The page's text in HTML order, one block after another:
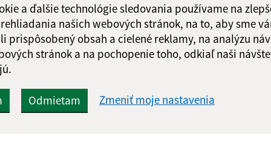
a ďalšie technológie sledovania používame na
našich webových stránok, na to, aby sme
prispôsobený obsah a cielené reklamy, na analýzu
stránok a na pochopenie toho, odkiaľ naši
Odmietam Zmeniť moje nastavenia
Google reCaptcha Response
Odoslať
správu
Obedňajšia